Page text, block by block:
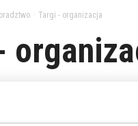
> Targi - organizacja